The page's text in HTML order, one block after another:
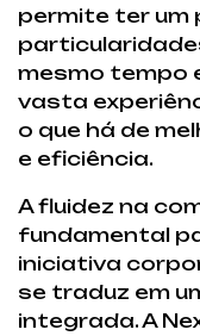
permite ter um
mesmo tempo
vasta
o que há de
e eficiência.
A fluidez na
fundamental
iniciativa
se traduz em
integrada. A